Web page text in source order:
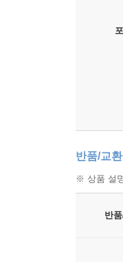
반품/교
※ 상품 설
반